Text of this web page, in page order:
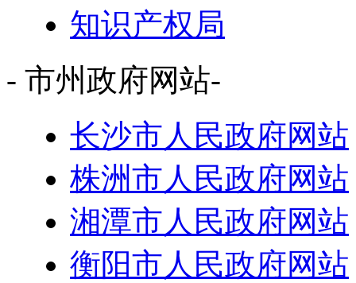
知识产权局
- 市州政府网站-
长沙市人民政府网站
株洲市人民政府网站
湘潭市人民政府网站
衡阳市人民政府网站